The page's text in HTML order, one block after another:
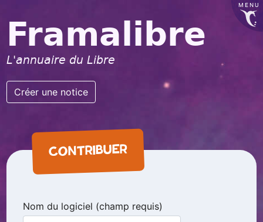
MENU
Framalibre
L'annuaire du Libre
Créer une notice
CONTRIBUER
Nom du logiciel (champ requis)